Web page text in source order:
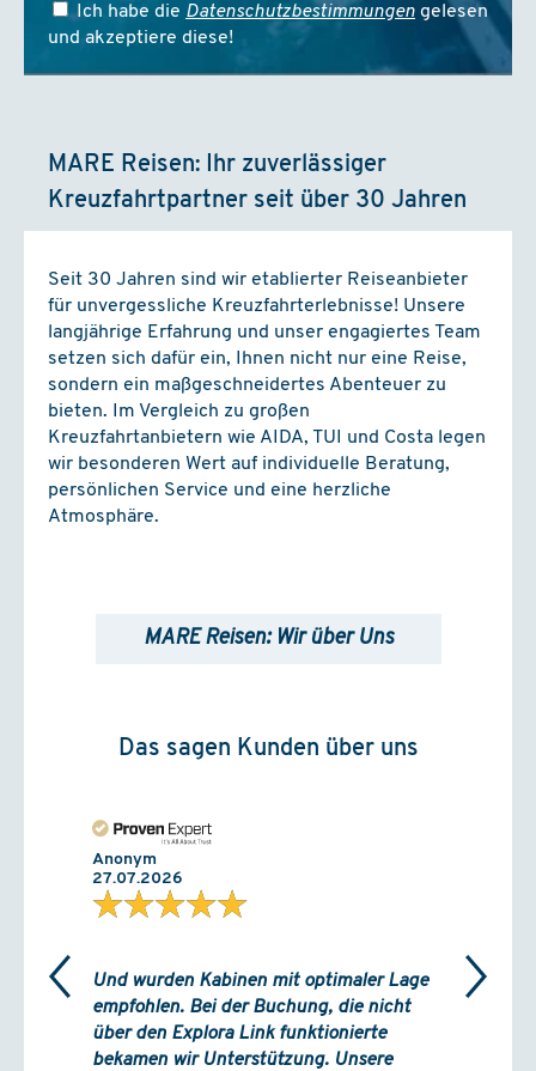
Ich habe die Datenschutzbestimmungen gelesen
und akzeptiere diese!
MARE Reisen: Ihr zuverlässiger
Kreuzfahrtpartner seit über 30 Jahren
Seit 30 Jahren sind wir etablierter Reiseanbieter
für unvergessliche Kreuzfahrterlebnisse! Unsere
langjährige Erfahrung und unser engagiertes Team
setzen sich dafür ein, Ihnen nicht nur eine Reise,
sondern ein maßgeschneidertes Abenteuer zu
bieten. Im Vergleich zu großen
Kreuzfahrtanbietern wie AIDA, TUI und Costa legen
wir besonderen Wert auf individuelle Beratung,
persönlichen Service und eine herzliche
Atmosphäre.
MARE Reisen: Wir über Uns
Das sagen Kunden über uns
Anonym
27.07.2026
★★★★★
Und wurden Kabinen mit optimaler Lage
empfohlen. Bei der Buchung, die nicht
über den Explora Link funktionierte
bekamen wir Unterstützung. Unsere